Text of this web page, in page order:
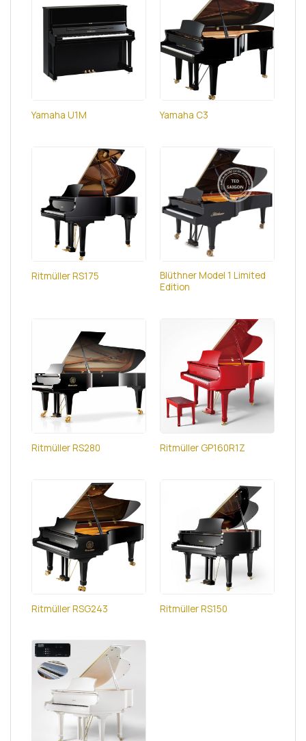
Yamaha U1M Yamaha C3
Ritmüller RS175
Blüthner Model 1 Limited
Edition
Ritmüller RS280 Ritmüller GP160R1Z
Ritmüller RSG243 Ritmüller RS150